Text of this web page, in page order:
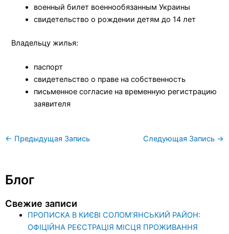
военный билет военнообязанным Украины
свидетельство о рождении детям до 14 лет
Владельцу жилья:
паспорт
свидетельство о праве на собственность
письменное согласие на временную регистрацию
заявителя
← Предыдущая Запись Следующая Запись →
Блог
Свежие записи
ПРОПИСКА В КИЄВІ СОЛОМ’ЯНСЬКИЙ РАЙОН:
ОФІЦІЙНА РЕЄСТРАЦІЯ МІСЦЯ ПРОЖИВАННЯ